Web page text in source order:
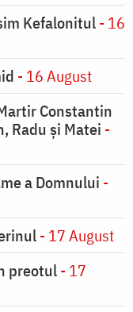
Kefalonitul- 16
- 16 August
Constantin
Radu și Matei -
a Domnului -
- 17 August
preotul- 17